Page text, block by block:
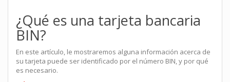
¿Qué es una tarjeta bancaria
BIN?
En este artículo, le mostraremos alguna información acerca de
su tarjeta puede ser identificado por el número BIN, y por qué
es necesario.